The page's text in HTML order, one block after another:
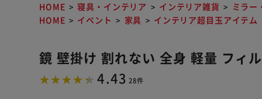
HOME 寝具・インテリア インテリア雑貨
ミラー
HOME
イベント 家具 インテリア超目玉アイテム
鏡 壁掛け 割れない 全身 軽量 フィ
4.43 28件